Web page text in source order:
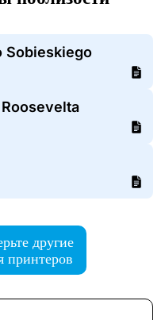
Sobieskiego
другие
принтеров